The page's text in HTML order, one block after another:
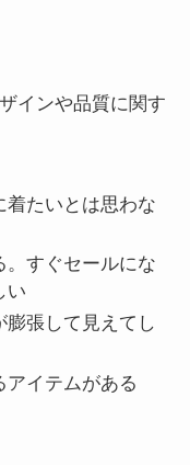
インや品質に関す
着たいとは思わな
。すぐセールにな
い
張して見えてし
アイテムがある